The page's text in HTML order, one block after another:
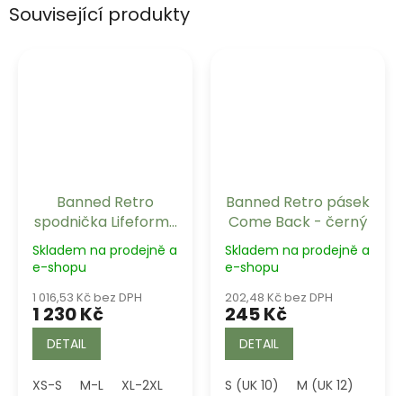
Související produkty
Banned Retro
spodnička Lifeforms
černá dlouhá
Skladem na prodejně a
e-shopu
1 016,53 Kč bez DPH
1 230 Kč
DETAIL
XS-S M-L XL-2XL 4XL (UK 22) 5XL (UK 24)
Banned Retro pásek
Come Back - černý
Skladem na prodejně a
e-shopu
202,48 Kč bez DPH
245 Kč
DETAIL
S (UK 10) M (UK 12)